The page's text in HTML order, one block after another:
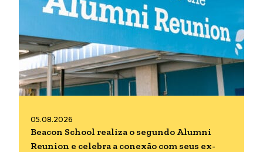
05.08.2026
Beacon School realiza o segundo Alumni
Reunion e celebra a conexão com seus ex-